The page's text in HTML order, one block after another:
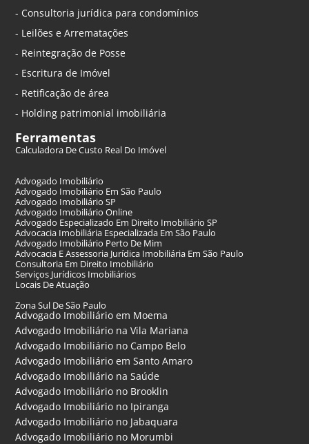
- Consultoria jurídica para condomínios
- Leilões e Arrematações
- Reintegração de Posse
- Escritura de Imóvel
- Retificação de área
- Holding patrimonial imobiliária
Ferramentas
Calculadora De Custo Real Do Imóvel
Advogado Imobiliário
Advogado Imobiliário Em São Paulo
Advogado Imobiliário SP
Advogado Imobiliário Online
Advogado Especializado Em Direito Imobiliário SP
Advocacia Imobiliária Especializada Em São Paulo
Advogado Imobiliário Perto De Mim
Advocacia E Assessoria Jurídica Imobiliária Em São Paulo
Consultoria Em Direito Imobiliário
Serviços Jurídicos Imobiliários
Locais De Atuação
Zona Sul De São Paulo
Advogado Imobiliário em Moema
Advogado Imobiliário na Vila Mariana
Advogado Imobiliário no Campo Belo
Advogado Imobiliário em Santo Amaro
Advogado Imobiliário na Saúde
Advogado Imobiliário no Brooklin
Advogado Imobiliário no Ipiranga
Advogado Imobiliário no Jabaquara
Advogado Imobiliário no Morumbi